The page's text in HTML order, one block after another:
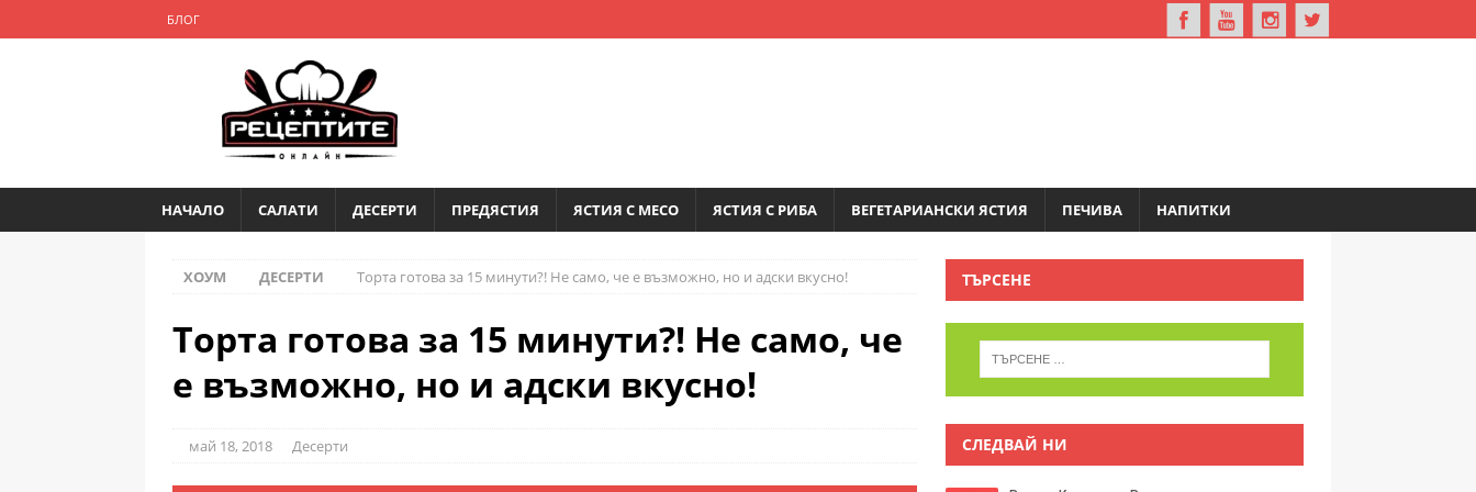
БЛОГ
НАЧАЛО САЛАТИ ДЕСЕРТИ ПРЕДЯСТИЯ ЯСТИЯ С МЕСО ЯСТИЯ С РИБА ВЕГЕТАРИАНСКИ ЯСТИЯ ПЕЧИВА НАПИТКИ
ХОУМ ДЕСЕРТИ Торта готова за 15 минути?! Не само, че е възможно, но и адски вкусно!
Торта готова за 15 минути?! Не само, че
е възможно, но и адски вкусно!
май 18, 2018 Десерти
ТЪРСЕНЕ
СЛЕДВАЙ НИ